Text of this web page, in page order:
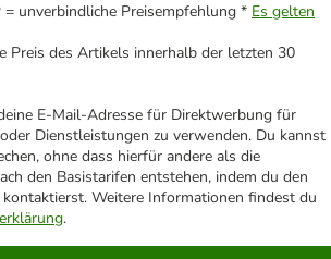
unverbindliche Preisempfehlung * Es gelten
Preis des Artikels innerhalb der letzten 30
E-Mail-Adresse für Direktwerbung für
Dienstleistungen zu verwenden. Du kannst
ohne dass hierfür andere als die
den Basistarifen entstehen, indem du den
Weitere Informationen findest du
.